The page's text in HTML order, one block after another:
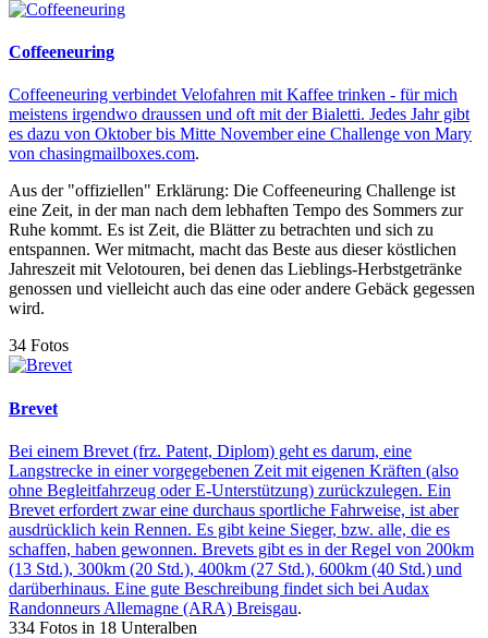
Coffeeneuring
Coffeeneuring verbindet Velofahren mit Kaffee trinken - für mich
meistens irgendwo draussen und oft mit der Bialetti. Jedes Jahr gibt
es dazu von Oktober bis Mitte November eine Challenge von Mary
von chasingmailboxes.com.
Aus der "offiziellen" Erklärung: Die Coffeeneuring Challenge ist
eine Zeit, in der man nach dem lebhaften Tempo des Sommers zur
Ruhe kommt. Es ist Zeit, die Blätter zu betrachten und sich zu
entspannen. Wer mitmacht, macht das Beste aus dieser köstlichen
Jahreszeit mit Velotouren, bei denen das Lieblings-Herbstgetränke
genossen und vielleicht auch das eine oder andere Gebäck gegessen
wird.
34 Fotos
Brevet
Bei einem Brevet (frz. Patent, Diplom) geht es darum, eine
Langstrecke in einer vorgegebenen Zeit mit eigenen Kräften (also
ohne Begleitfahrzeug oder E-Unterstützung) zurückzulegen. Ein
Brevet erfordert zwar eine durchaus sportliche Fahrweise, ist aber
ausdrücklich kein Rennen. Es gibt keine Sieger, bzw. alle, die es
schaffen, haben gewonnen. Brevets gibt es in der Regel von 200km
(13 Std.), 300km (20 Std.), 400km (27 Std.), 600km (40 Std.) und
darüberhinaus. Eine gute Beschreibung findet sich bei Audax
Randonneurs Allemagne (ARA) Breisgau.
334 Fotos in 18 Unteralben